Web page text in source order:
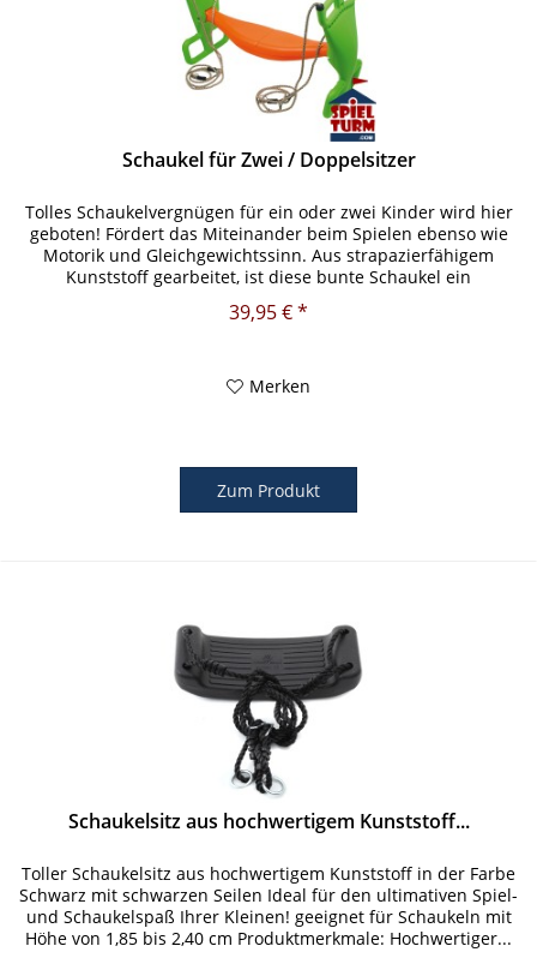
Schaukel für Zwei / Doppelsitzer
Tolles Schaukelvergnügen für ein oder zwei Kinder wird hier
geboten! Fördert das Miteinander beim Spielen ebenso wie
Motorik und Gleichgewichtssinn. Aus strapazierfähigem
Kunststoff gearbeitet, ist diese bunte Schaukel ein
dauerhaftes...
39,95 € *
Merken
Zum Produkt
Schaukelsitz aus hochwertigem Kunststoff...
Toller Schaukelsitz aus hochwertigem Kunststoff in der Farbe
Schwarz mit schwarzen Seilen Ideal für den ultimativen Spiel-
und Schaukelspaß Ihrer Kleinen! geeignet für Schaukeln mit
Höhe von 1,85 bis 2,40 cm Produktmerkmale: Hochwertiger...